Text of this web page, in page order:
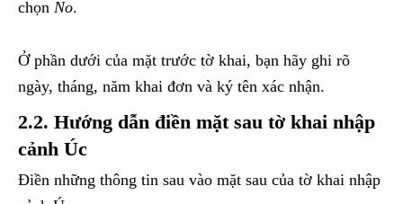
chọn No.
Ở phần dưới của mặt trước tờ khai, bạn hãy ghi rõ
ngày, tháng, năm khai đơn và ký tên xác nhận.
2.2. Hướng dẫn điền mặt sau tờ khai nhập
cảnh Úc
Điền những thông tin sau vào mặt sau của tờ khai nhập